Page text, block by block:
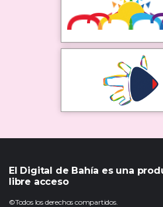
El Digital de Bahía es una
libre acceso
©Todos los derechos compartidos.